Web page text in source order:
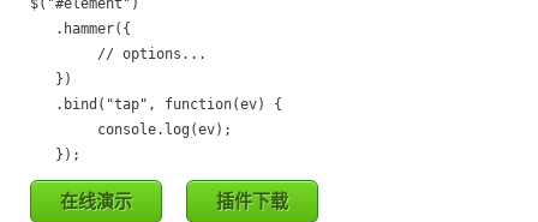
$("#element")
   .hammer({
        // options...
   })
   .bind("tap", function(ev) {
        console.log(ev);
   });
在线演示 插件下载